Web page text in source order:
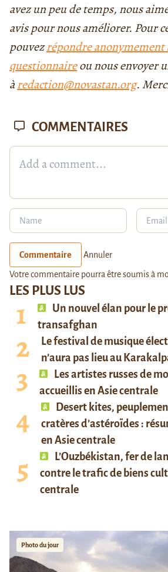
avez un peu de temps, nous
avis pour nous améliorer. Pour
pouvezrépondre anonymement
questionnaireou nous envoyer
àredaction@novastan.org.
LES PLUS LUS
Un nouvel élan pour le
transafghan
Le festival de musique
n’aura pas lieu au
Les artistes russes de
accueillis en Asie centrale
Desert kites,
cratères d’astéroïdes :
en Asie centrale
L’Ouzbékistan, fer de
contre le trafic de biens
centrale
Photo du jour
COMMENTAIRES
Commentaire Annuler
Votre commentaire pourra être soumis à